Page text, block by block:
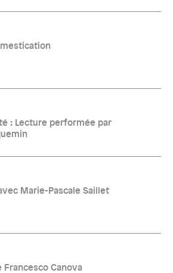
: Lecture performée par
Marie-Pascale Saillet
Canova